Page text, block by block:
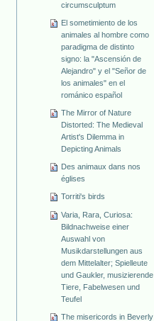
circumsculptum
El sometimiento de los
animales al hombre como
paradigma de distinto
signo: la "Ascensión de
Alejandro" y el "Señor de
los animales" en el
románico español
The Mirror of Nature
Distorted: The Medieval
Artist's Dilemma in
Depicting Animals
Des animaux dans nos
églises
Torriti's birds
Varia, Rara, Curiosa:
Bildnachweise einer
Auswahl von
Musikdarstellungen aus
dem Mittelalter; Spielleute
und Gaukler, musizierende
Tiere, Fabelwesen und
Teufel
The misericords in Beverly